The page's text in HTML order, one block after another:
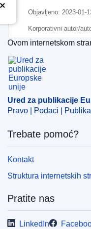
Objavljeno: 2023-01-
Korporativni autor/
financijski nadzor
bankovnoga
CELEX :
OJ :
Ured za publikacije
Ovom internetskom
Ured za publikacije
Pravo | Podaci |
Trebate pomoć?
Kontakt
Struktura internetskih
Pratite nas
LinkedIn